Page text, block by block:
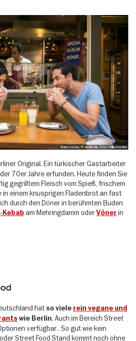
Döner essen, © visitBerlin, Foto: Philip Koschel
Original. Ein türkischer Gastarbeiter
70er Jahre erfunden. Heute finden Sie
gegrilltem Fleisch vom Spieß, frischem
in einem knusprigen Fladenbrot an fast
durch den Döner in berühmten Buden
Kebab am Mehringdamm oderVöner in
hat so viele rein vegane und
wie Berlin. Auch im Bereich Street
verfügbar . So gut wie kein
Street Food Stand kommt noch ohne